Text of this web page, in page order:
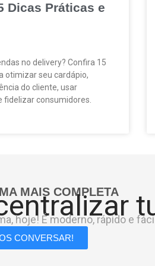
Dicas Práticas e
no delivery? Confira 15
otimizar seu cardápio,
do cliente, usar
fidelizar consumidores.
MAIS COMPLETA
hoje! É moderno, rápido e
CONVERSAR!